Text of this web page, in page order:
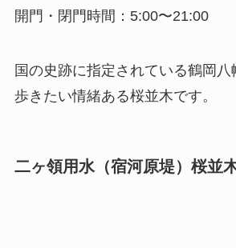
開門・閉門時間：5:00〜21:00
国の史跡に指定されている鶴岡
歩きたい情緒ある桜並木です。
二ヶ領用水（宿河原堤）桜並